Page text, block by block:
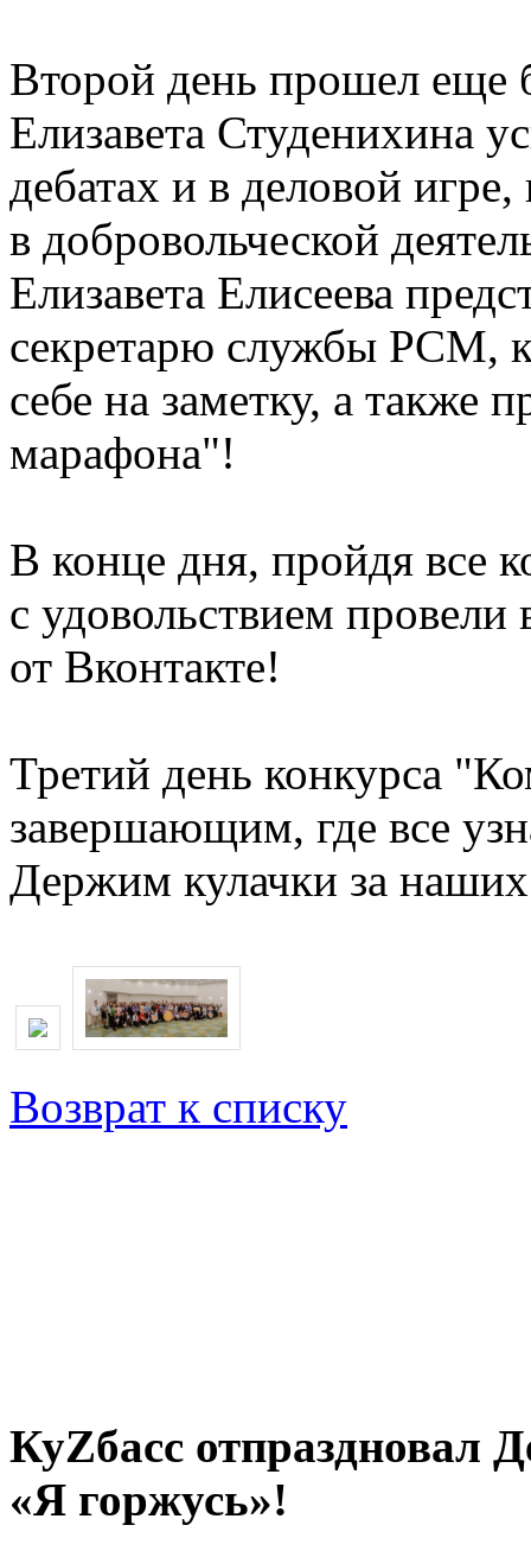
Второй день прошел еще
Елизавета Студенихина
дебатах и в деловой
в добровольческой
Елизавета Елисеева
секретарю службы РСМ,
себе на заметку, а также
марафона"!
В конце дня, пройдя все
с удовольствием
от Вконтакте!
Третий день конкурса
завершающим, где все
Держим кулачки за
Возврат к списку
КуZбасс отпраздновал
«Я горжусь»!